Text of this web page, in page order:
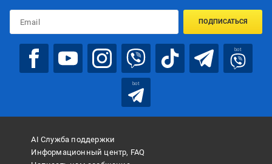
ПОДПИСАТЬСЯ
bot
bot
AI Служба поддержки
Информационный центр, FAQ